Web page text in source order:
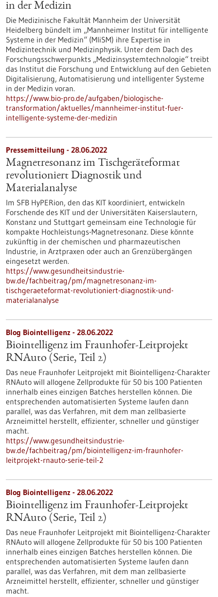
in der Medizin
Die Medizinische Fakultät Mannheim der Universität
Heidelberg bündelt im „Mannheimer Institut für intelligente
Systeme in der Medizin“ (MIiSM) ihre Expertise in
Medizintechnik und Medizinphysik. Unter dem Dach des
Forschungsschwerpunkts „Medizinsystemtechnologie“ treibt
das Institut die Forschung und Entwicklung auf den Gebieten
Digitalisierung, Automatisierung und intelligenter Systeme
in der Medizin voran.
https://www.bio-pro.de/aufgaben/biologische-
transformation/aktuelles/mannheimer-institut-fuer-
intelligente-systeme-der-medizin
Pressemitteilung - 28.06.2022
Magnetresonanz im Tischgeräteformat
revolutioniert Diagnostik und
Materialanalyse
Im SFB HyPERion, den das KIT koordiniert, entwickeln
Forschende des KIT und der Universitäten Kaiserslautern,
Konstanz und Stuttgart gemeinsam eine Technologie für
kompakte Hochleistungs-Magnetresonanz. Diese könnte
zukünftig in der chemischen und pharmazeutischen
Industrie, in Arztpraxen oder auch an Grenzübergängen
eingesetzt werden.
https://www.gesundheitsindustrie-
bw.de/fachbeitrag/pm/magnetresonanz-im-
tischgeraeteformat-revolutioniert-diagnostik-und-
materialanalyse
Blog Biointelligenz - 28.06.2022
Biointelligenz im Fraunhofer-Leitprojekt
RNAuto (Serie, Teil 2)
Das neue Fraunhofer Leitprojekt mit Biointelligenz-Charakter
RNAuto will allogene Zellprodukte für 50 bis 100 Patienten
innerhalb eines einzigen Batches herstellen können. Die
entsprechenden automatisierten Systeme laufen dann
parallel, was das Verfahren, mit dem man zellbasierte
Arzneimittel herstellt, effizienter, schneller und günstiger
macht.
https://www.gesundheitsindustrie-
bw.de/fachbeitrag/pm/biointelligenz-im-fraunhofer-
leitprojekt-rnauto-serie-teil-2
Blog Biointelligenz - 28.06.2022
Biointelligenz im Fraunhofer-Leitprojekt
RNAuto (Serie, Teil 2)
Das neue Fraunhofer Leitprojekt mit Biointelligenz-Charakter
RNAuto will allogene Zellprodukte für 50 bis 100 Patienten
innerhalb eines einzigen Batches herstellen können. Die
entsprechenden automatisierten Systeme laufen dann
parallel, was das Verfahren, mit dem man zellbasierte
Arzneimittel herstellt, effizienter, schneller und günstiger
macht.